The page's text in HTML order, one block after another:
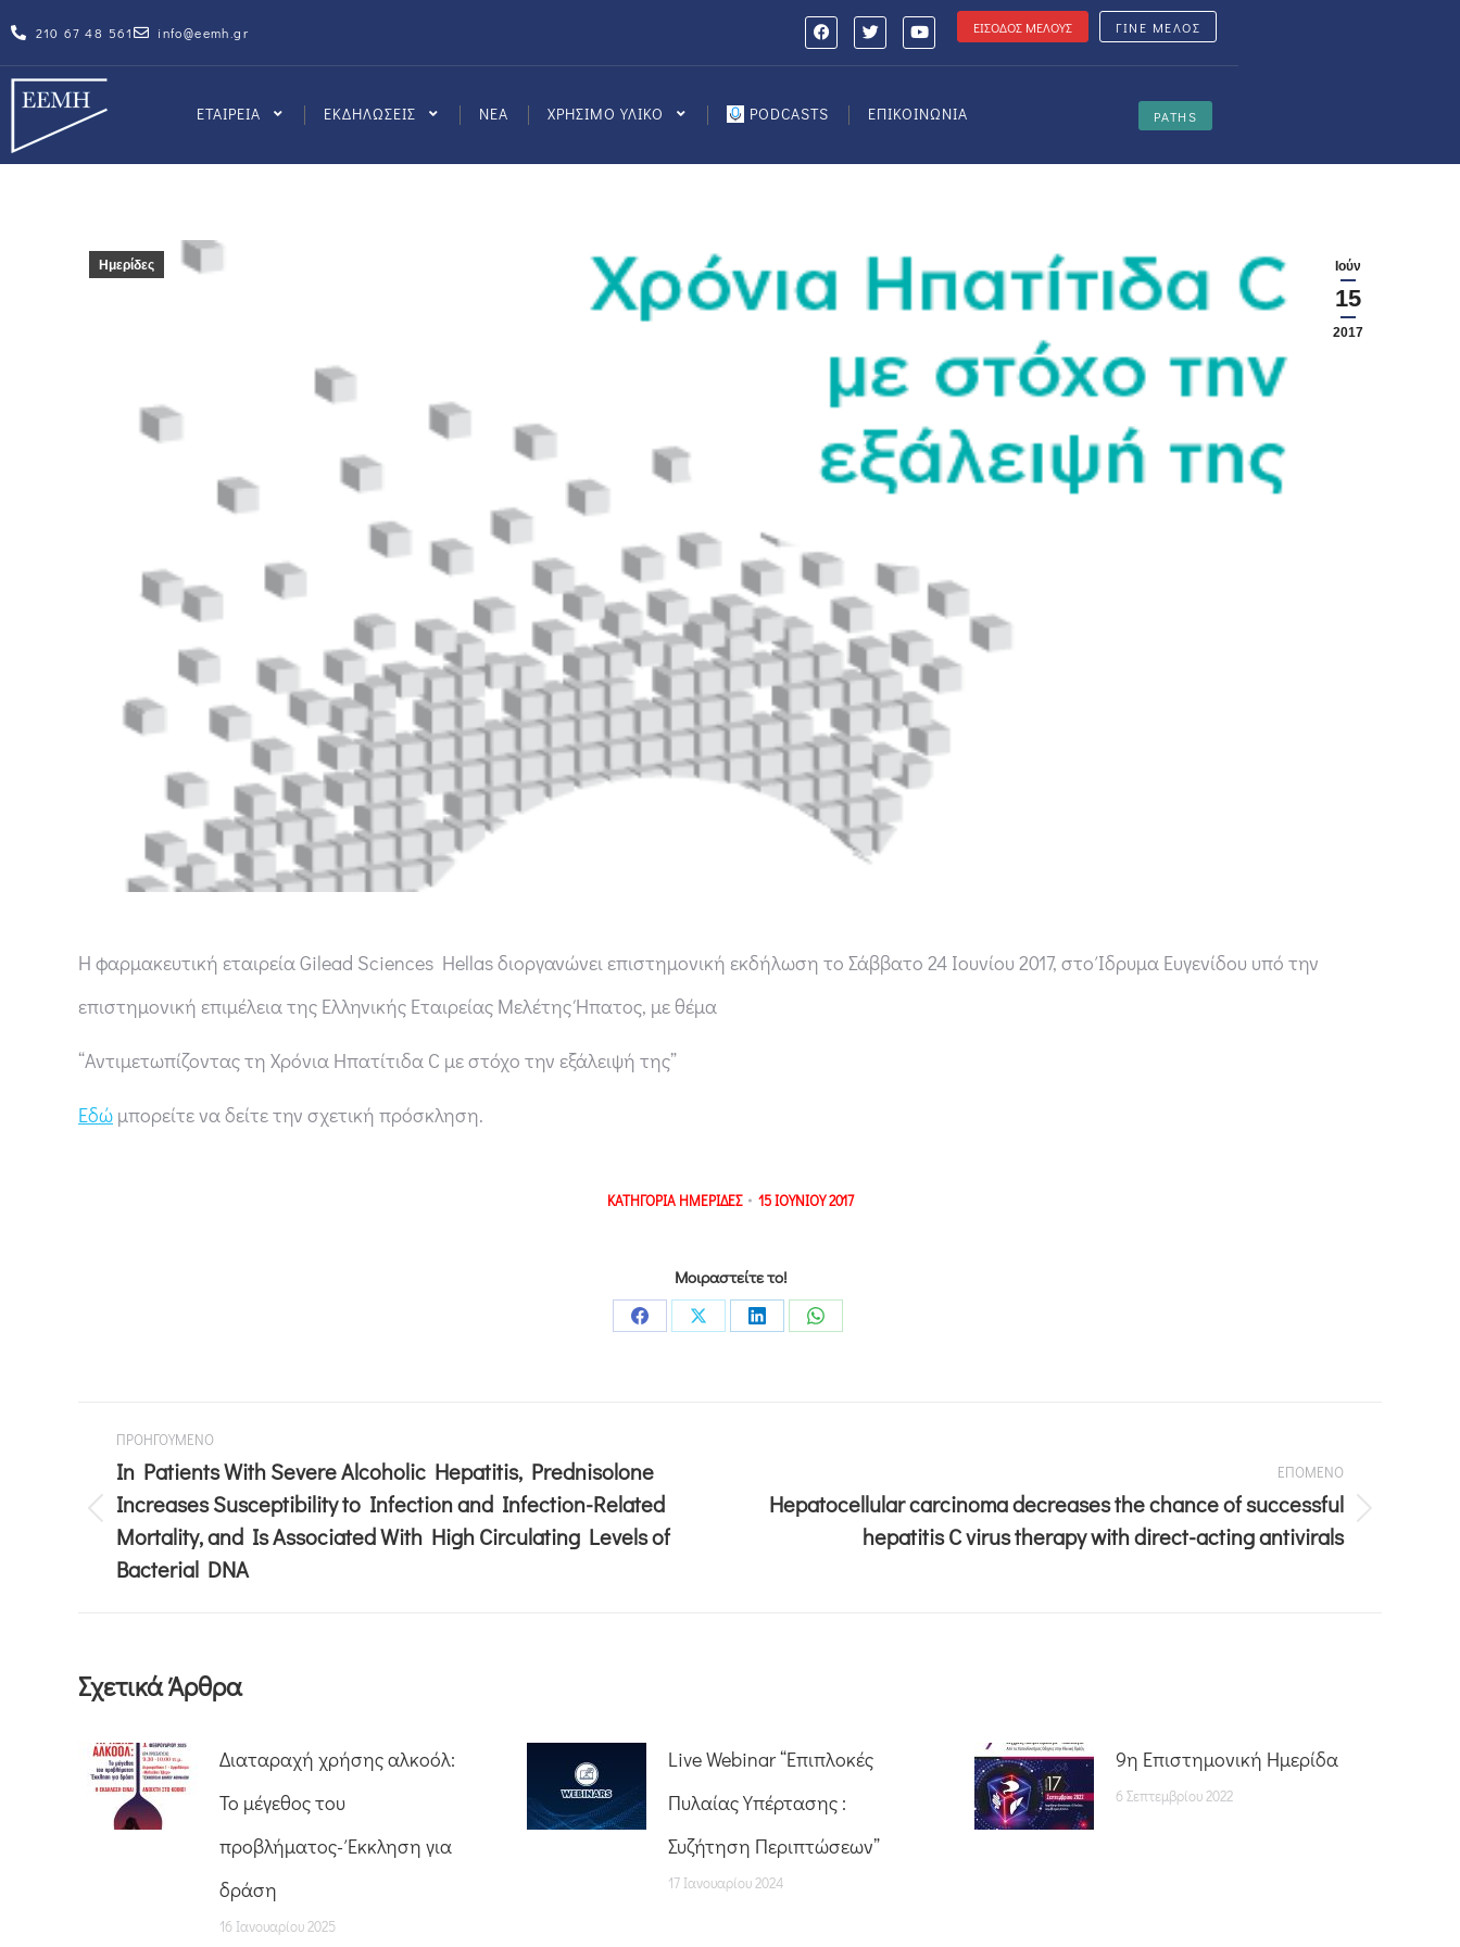
210 67 48 561 info@eemh.gr ΕΙΣΟΔΟΣ ΜΕΛΟΥΣ ΓΙΝΕ ΜΕΛΟΣ
ΕΤΑΙΡΕΙΑ ΕΚΔΗΛΩΣΕΙΣ ΝΕΑ ΧΡΗΣΙΜΟ ΥΛΙΚΟ PODCASTS ΕΠΙΚΟΙΝΩΝΙΑ PATHS
Ιούν
15
2017
Ημερίδες
Η φαρμακευτική εταιρεία Gilead Sciences Hellas διοργανώνει επιστημονική εκδήλωση το Σάββατο 24 Ιουνίου 2017, στο Ίδρυμα Ευγενίδου υπό την
επιστημονική επιμέλεια της Ελληνικής Εταιρείας Μελέτης Ήπατος, με θέμα
“Αντιμετωπίζοντας τη Χρόνια Ηπατίτιδα C με στόχο την εξάλειψή της”
Εδώ μπορείτε να δείτε την σχετική πρόσκληση.
ΚΑΤΗΓΟΡΙΑ ΗΜΕΡΙΔΕΣ 15 ΙΟΥΝΙΟΥ 2017
Μοιραστείτε το!
ΠΡΟΗΓΟΥΜΕΝΟ
In Patients With Severe Alcoholic Hepatitis, Prednisolone
Increases Susceptibility to Infection and Infection-Related
Mortality, and Is Associated With High Circulating Levels of
Bacterial DNA
ΕΠΟΜΕΝΟ
Hepatocellular carcinoma decreases the chance of successful
hepatitis C virus therapy with direct-acting antivirals
Σχετικά Άρθρα
Διαταραχή χρήσης αλκοόλ:
Το μέγεθος του
προβλήματος- Έκκληση για
δράση
16 Ιανουαρίου 2025
Live Webinar “Επιπλοκές
Πυλαίας Υπέρτασης :
Συζήτηση Περιπτώσεων”
17 Ιανουαρίου 2024
9η Επιστημονική Ημερίδα
6 Σεπτεμβρίου 2022